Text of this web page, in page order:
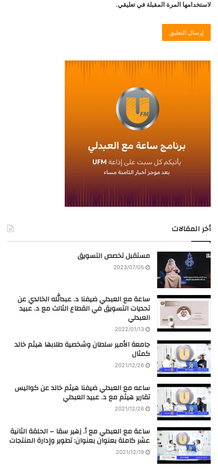
لاستخدامها المرة المقبلة في تعليقي.
أخر المقالات
مستقبل تخصص التسويق
2023/07/05
ساعة مع العبدلي ضيفنا د. عبدالله الخالدي عن
تحديات التسويق في القطاع الثالث مع د. عبيد
العبدلي
2022/01/13
جامعة الأمير سلطان وشخصية طلابها هيثم خالد
كمثال
2021/12/26
ساعه مع العبدلي ضيفنا هيثم خالد عن كواليس
تقارير هيثم مع د. عبيد العبدلي
2021/12/26
ساعة مع العبدلي مع أ. زهير سقا – الحلقة الثانية
عشر كاملة بعنوان بعنوان: تطوير وإدارة المنتجات
2021/12/19